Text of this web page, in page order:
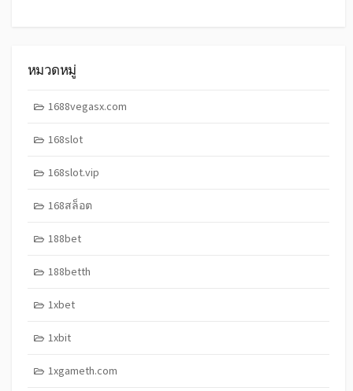
หมวดหมู่
1688vegasx.com
168slot
168slot.vip
168สล็อต
188bet
188betth
1xbet
1xbit
1xgameth.com